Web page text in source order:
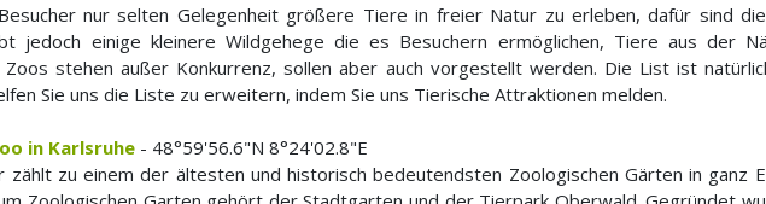
nur selten Gelegenheit größere Tiere in freier Natur zu erleben, dafür sind
jedoch einige kleinere Wildgehege die es Besuchern ermöglichen, Tiere aus der
stehen außer Konkurrenz, sollen aber auch vorgestellt werden. Die List ist
Sie uns die Liste zu erweitern, indem Sie uns Tierische Attraktionen melden.
in Karlsruhe - 48°59'56.6"N 8°24'02.8"E
zählt zu einem der ältesten und historisch bedeutendsten Zoologischen Gärten in ganz